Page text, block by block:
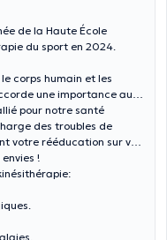
de la Haute École
du sport en 2024.
corps humain et les
une importance au
pour notre santé
des troubles de
votre rééducation sur vos
!